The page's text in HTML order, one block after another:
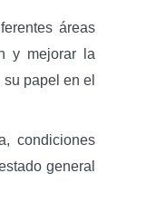
áreas
y mejorar la
papel en el
condiciones
general